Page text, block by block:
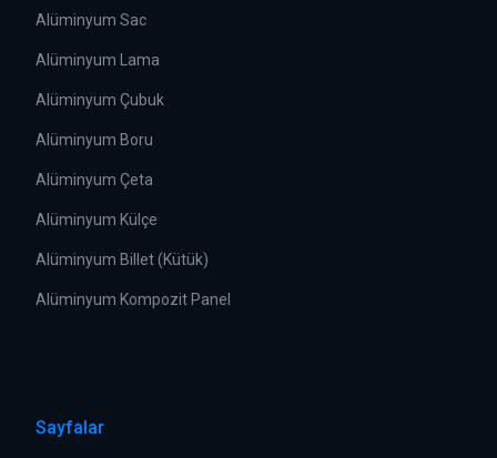
Alüminyum Sac
Alüminyum Lama
Alüminyum Çubuk
Alüminyum Boru
Alüminyum Çeta
Alüminyum Külçe
Alüminyum Billet (Kütük)
Alüminyum Kompozit Panel
Sayfalar